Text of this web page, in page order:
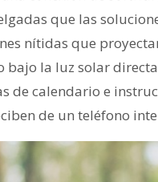
que las
nítidas que
bajo la luz solar
de calendario e
de un teléfono